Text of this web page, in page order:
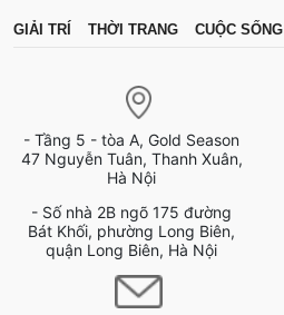
GIẢI TRÍ THỜI TRANG CUỘC SỐNG
- Tầng 5 - tòa A, Gold Season
47 Nguyễn Tuân, Thanh Xuân,
Hà Nội
- Số nhà 2B ngõ 175 đường
Bát Khối, phường Long Biên,
quận Long Biên, Hà Nội